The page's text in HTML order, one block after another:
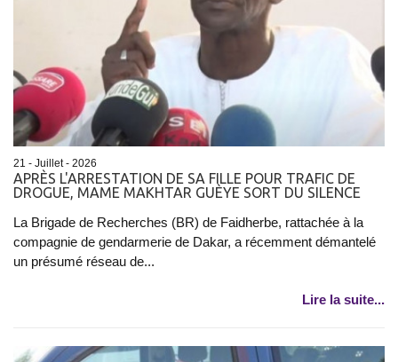
21 - Juillet - 2026
APRÈS L'ARRESTATION DE SA FILLE POUR TRAFIC DE
DROGUE, MAME MAKHTAR GUÈYE SORT DU SILENCE
La Brigade de Recherches (BR) de Faidherbe, rattachée à la
compagnie de gendarmerie de Dakar, a récemment démantelé
un présumé réseau de...
Lire la suite...